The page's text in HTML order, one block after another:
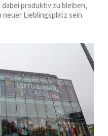
produktiv zu bleiben,
Lieblingsplatz sein.